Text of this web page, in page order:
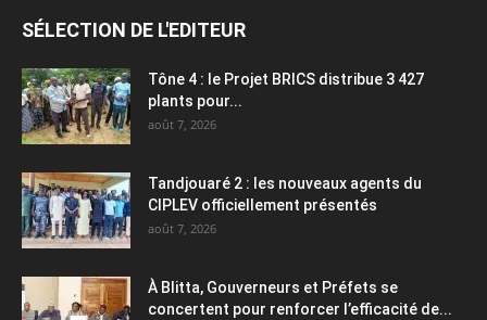
SÉLECTION DE L'EDITEUR
Tône 4 : le Projet BRICS distribue 3 427
plants pour...
août 7, 2026
Tandjouaré 2 : les nouveaux agents du
CIPLEV officiellement présentés
août 7, 2026
À Blitta, Gouverneurs et Préfets se
concertent pour renforcer l’efficacité de...